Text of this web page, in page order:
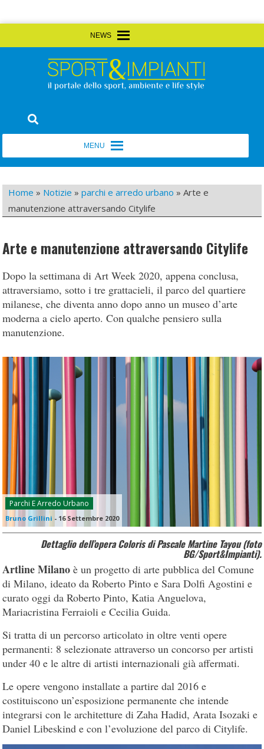
to
Sport&Impianti
Home » Notizie »parchi e arredo urbano »Arte e
manutenzione attraversando Citylife
Arte e manutenzione attraversando Citylife
Dopo la settimana di Art Week 2020, appena conclusa,
attraversiamo, sotto i tre grattacieli, il parco del quartiere
milanese, che diventa anno dopo anno un museo d’arte
moderna a cielo aperto. Con qualche pensiero sulla
manutenzione.
Parchi E Arredo Urbano
Bruno Grillini - 16 Settembre 2020
Dettaglio dell’opera Coloris di Pascale Martine Tayou (foto
BG/Sport&Impianti).
Artline Milano è un progetto di arte pubblica del Comune
di Milano, ideato da Roberto Pinto e Sara Dolfi Agostini e
curato oggi da Roberto Pinto, Katia Anguelova,
Mariacristina Ferraioli e Cecilia Guida.
Si tratta di un percorso articolato in oltre venti opere
permanenti: 8 selezionate attraverso un concorso per artisti
under 40 e le altre di artisti internazionali già affermati.
Le opere vengono installate a partire dal 2016 e
costituiscono un’esposizione permanente che intende
integrarsi con le architetture di Zaha Hadid, Arata Isozaki e
Daniel Libeskind e con l’evoluzione del parco di Citylife.